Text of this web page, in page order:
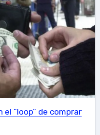
el “loop” de comprar